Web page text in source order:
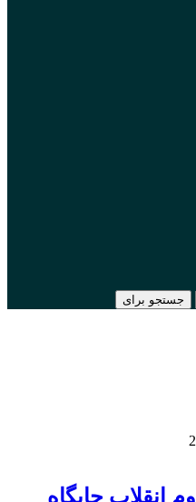
جستجو برای
انقلاب جایگاه